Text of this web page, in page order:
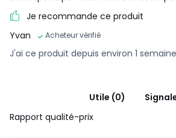
Je recommande ce produit
Yvan
Acheteur vérifié
J'ai ce produit depuis environ 1 semaine
Utile (0)
Rapport qualité-prix